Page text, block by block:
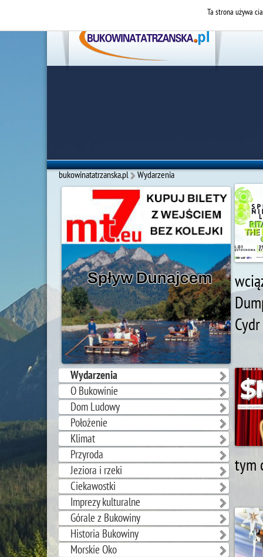
bukowinatatrzanska.pl Wydarzenia
Wydarzenia
O Bukowinie
Dom Ludowy
Położenie
Klimat
Przyroda
Jeziora i rzeki
Ciekawostki
Imprezy kulturalne
Górale z Bukowiny
Historia Bukowiny
Morskie Oko
tym
Ta strona używa